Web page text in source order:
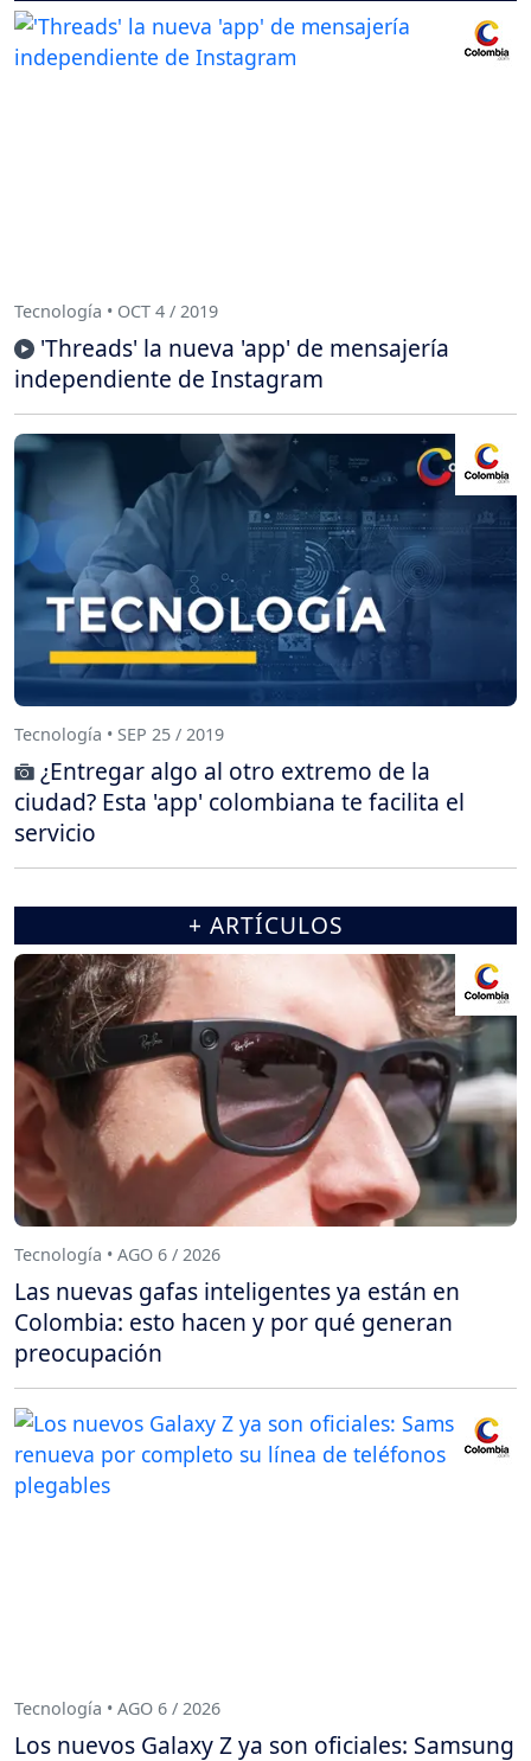
Tecnología • OCT 4 / 2019
'Threads' la nueva 'app' de mensajería
independiente de Instagram
Tecnología • SEP 25 / 2019
¿Entregar algo al otro extremo de la
ciudad? Esta 'app' colombiana te facilita el
servicio
+ ARTÍCULOS
Tecnología • AGO 6 / 2026
Las nuevas gafas inteligentes ya están en
Colombia: esto hacen y por qué generan
preocupación
Tecnología • AGO 6 / 2026
Los nuevos Galaxy Z ya son oficiales: Samsung